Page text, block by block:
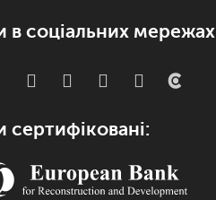
в соціальних мережах
сертифіковані: